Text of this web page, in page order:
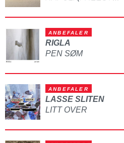
ANBEFALER
RIGLA
PEN SØM
ANBEFALER
LASSE SLITEN
LITT OVER